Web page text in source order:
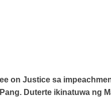
on Justice sa
Duterte ikinatuwa ng